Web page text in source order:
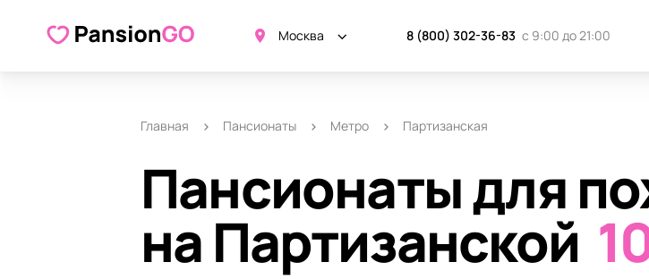
Москва 8 (800) 302-36-83 с 9:00 до 21:00
Главная Пансионаты Метро Партизанская
Пансионаты для
на Партизанской